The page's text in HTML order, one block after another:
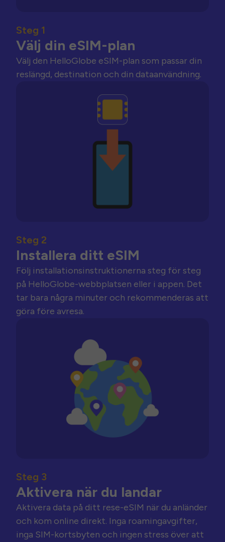
Steg 1
Välj din eSIM-plan
Välj den HelloGlobe eSIM-plan som passar din
reslängd, destination och din dataanvändning.
Steg 2
Installera ditt eSIM
Följ installationsinstruktionerna steg för steg
på HelloGlobe-webbplatsen eller i appen. Det
tar bara några minuter och rekommenderas att
göra före avresa.
Steg 3
Aktivera när du landar
Aktivera data på ditt rese-eSIM när du anländer
och kom online direkt. Inga roamingavgifter,
inga SIM-kortsbyten och ingen stress över att